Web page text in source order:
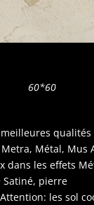
60*60
meilleures
Métal, Mus
dans les effets
pierre
les sol